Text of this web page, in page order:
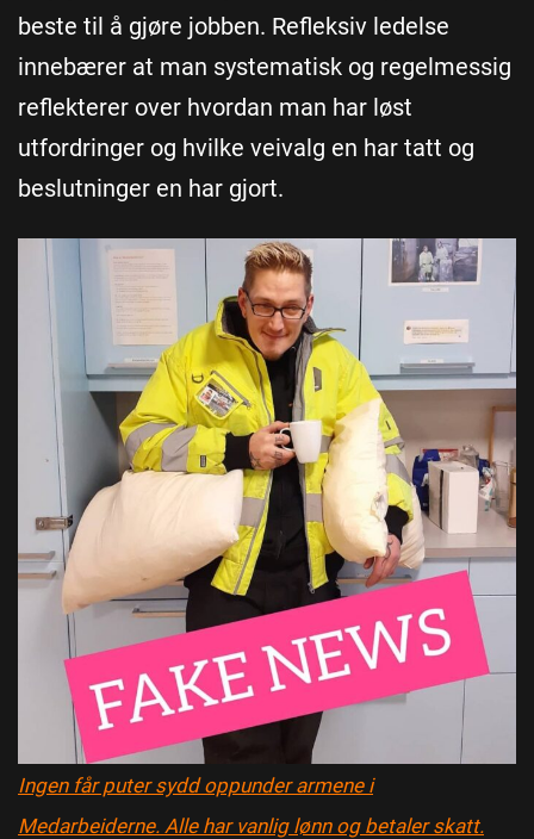
beste til å gjøre jobben. Refleksiv ledelse
innebærer at man systematisk og regelmessig
reflekterer over hvordan man har løst
utfordringer og hvilke veivalg en har tatt og
beslutninger en har gjort.
Ingen får puter sydd oppunder armene i
Medarbeiderne. Alle har vanlig lønn og betaler skatt.